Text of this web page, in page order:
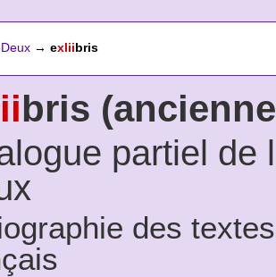
→ exliibris
bris
partiel de
des